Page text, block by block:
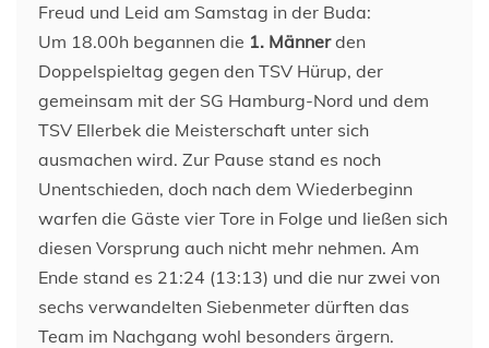
Freud und Leid am Samstag in der Buda:
Um 18.00h begannen die 1. Männerden
Doppelspieltag gegen den TSV Hürup, der
gemeinsam mit der SG Hamburg-Nord und dem
TSV Ellerbek die Meisterschaft unter sich
ausmachen wird. Zur Pause stand es noch
Unentschieden, doch nach dem Wiederbeginn
warfen die Gäste vier Tore in Folge und ließen sich
diesen Vorsprung auch nicht mehr nehmen. Am
Ende stand es 21:24 (13:13) und die nur zwei von
sechs verwandelten Siebenmeter dürften das
Team im Nachgang wohl besonders ärgern.